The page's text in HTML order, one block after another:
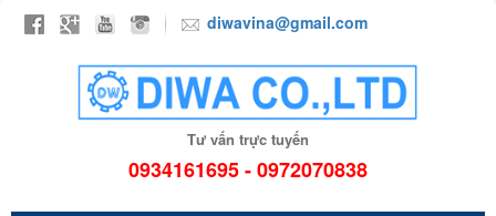
diwavina@gmail.com
Tư vấn trực tuyến
0934161695 - 0972070838